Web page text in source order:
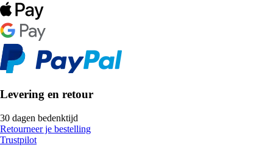
Levering en retour
30 dagen bedenktijd
Retourneer je bestelling
Trustpilot